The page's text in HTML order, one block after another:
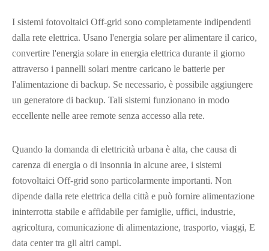
I sistemi fotovoltaici Off-grid sono completamente indipendenti
dalla rete elettrica. Usano l'energia solare per alimentare il carico,
convertire l'energia solare in energia elettrica durante il giorno
attraverso i pannelli solari mentre caricano le batterie per
l'alimentazione di backup. Se necessario, è possibile aggiungere
un generatore di backup. Tali sistemi funzionano in modo
eccellente nelle aree remote senza accesso alla rete.
Quando la domanda di elettricità urbana è alta, che causa di
carenza di energia o di insonnia in alcune aree, i sistemi
fotovoltaici Off-grid sono particolarmente importanti. Non
dipende dalla rete elettrica della città e può fornire alimentazione
ininterrotta stabile e affidabile per famiglie, uffici, industrie,
agricoltura, comunicazione di alimentazione, trasporto, viaggi, E
data center tra gli altri campi.